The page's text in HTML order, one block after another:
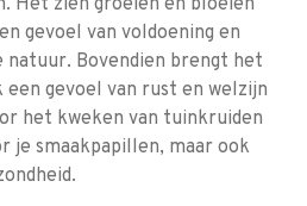
Het zien groeien en bloeien
gevoel van voldoening en
natuur. Bovendien brengt het
gevoel van rust en welzijn
het kweken van tuinkruiden
je smaakpapillen, maar ook